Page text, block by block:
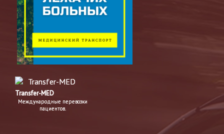
Transfer-MED
Международные перевозки
пациентов.